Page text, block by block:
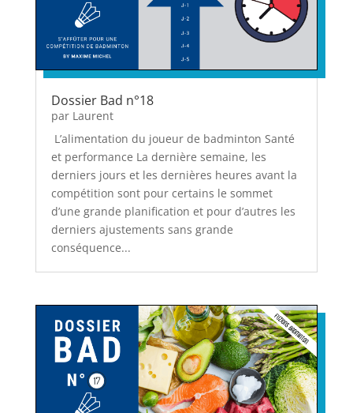
Dossier Bad n°18
par Laurent
L’alimentation du joueur de badminton Santé
et performance La dernière semaine, les
derniers jours et les dernières heures avant la
compétition sont pour certains le sommet
d’une grande planification et pour d’autres les
derniers ajustements sans grande
conséquence...